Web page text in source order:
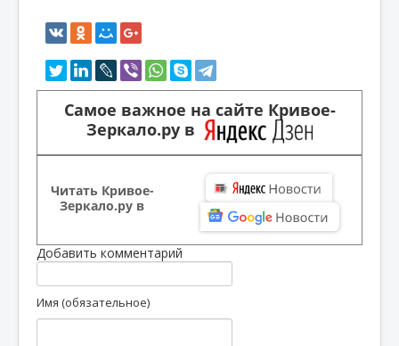
Самое важное на сайте Кривое-
Зеркало.ру в
Читать Кривое-
Зеркало.ру в
Добавить комментарий
Имя (обязательное)